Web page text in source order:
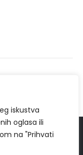
iskustva
oglasa ili
na "Prihvati
zadržava